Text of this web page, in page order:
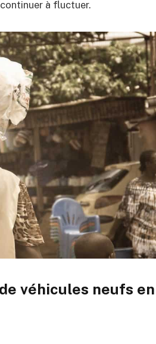
à fluctuer.
véhicules neufs en